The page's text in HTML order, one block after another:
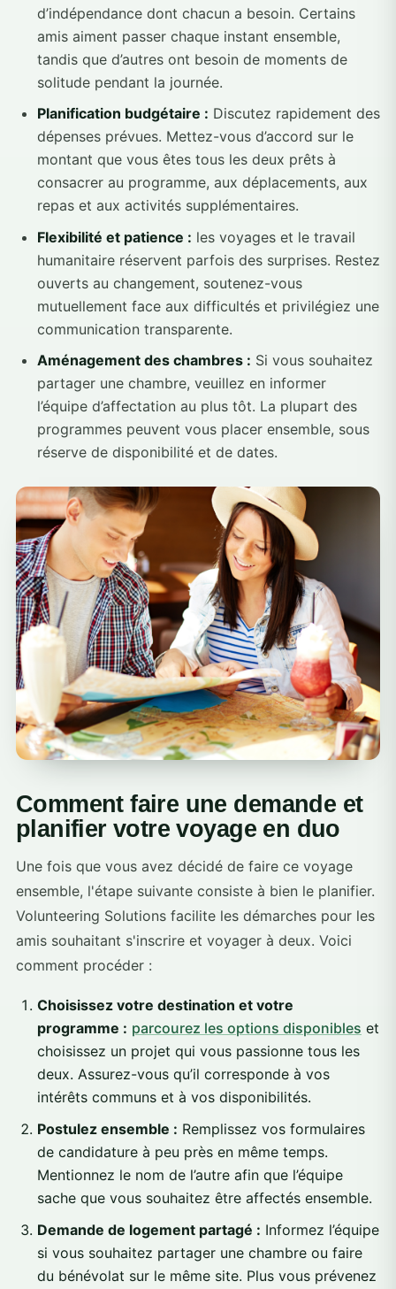
d’indépendance dont chacun a besoin. Certains
amis aiment passer chaque instant ensemble,
tandis que d’autres ont besoin de moments de
solitude pendant la journée.
Planification budgétaire : Discutez rapidement des
dépenses prévues. Mettez-vous d’accord sur le
montant que vous êtes tous les deux prêts à
consacrer au programme, aux déplacements, aux
repas et aux activités supplémentaires.
Flexibilité et patience : les voyages et le travail
humanitaire réservent parfois des surprises. Restez
ouverts au changement, soutenez-vous
mutuellement face aux difficultés et privilégiez une
communication transparente.
Aménagement des chambres : Si vous souhaitez
partager une chambre, veuillez en informer
l’équipe d’affectation au plus tôt. La plupart des
programmes peuvent vous placer ensemble, sous
réserve de disponibilité et de dates.
Comment faire une demande et
planifier votre voyage en duo
Une fois que vous avez décidé de faire ce voyage
ensemble, l'étape suivante consiste à bien le planifier.
Volunteering Solutions facilite les démarches pour les
amis souhaitant s'inscrire et voyager à deux. Voici
comment procéder :
Choisissez votre destination et votre
programme : parcourez les options disponibles et
choisissez un projet qui vous passionne tous les
deux. Assurez-vous qu’il corresponde à vos
intérêts communs et à vos disponibilités.
Postulez ensemble : Remplissez vos formulaires
de candidature à peu près en même temps.
Mentionnez le nom de l’autre afin que l’équipe
sache que vous souhaitez être affectés ensemble.
Demande de logement partagé : Informez l’équipe
si vous souhaitez partager une chambre ou faire
du bénévolat sur le même site. Plus vous prévenez